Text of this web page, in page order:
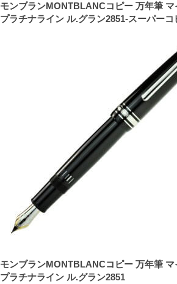
モンブランMONTBLANCコピー 万年筆
プラチナライン ル.グラン2851-スーパー
モンブランMONTBLANCコピー 万年筆
プラチナライン ル.グラン2851